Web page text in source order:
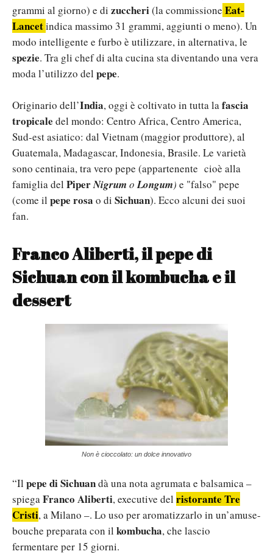
grammi al giorno) e di zuccheri(la commissione Eat-
Lancetindica massimo 31 grammi, aggiunti o meno). Un
modo intelligente e furbo è utilizzare, in alternativa, le
spezie. Tra gli chef di alta cucina sta diventando una vera
moda l’utilizzo del pepe.
Originario dell’India, oggi è coltivato in tutta la fascia
tropicale del mondo: Centro Africa, Centro America,
Sud-est asiatico: dal Vietnam (maggior produttore), al
Guatemala, Madagascar, Indonesia, Brasile. Le varietà
sono centinaia, tra vero pepe (appartenente cioè alla
famiglia del PiperNigrum o Longum) e "falso" pepe
(come il pepe rosa o di Sichuan). Ecco alcuni dei suoi
fan.
Franco Aliberti, il pepe di
Sichuan con il kombucha e il
dessert
Non è cioccolato: un dolce innovativo
“Il pepe di Sichuandà una nota agrumata e balsamica –
spiega Franco Aliberti, executive del ristorante Tre
Cristi, a Milano –. Lo uso per aromatizzarlo in un’amuse-
bouche preparata con il kombucha, che lascio
fermentare per 15 giorni.